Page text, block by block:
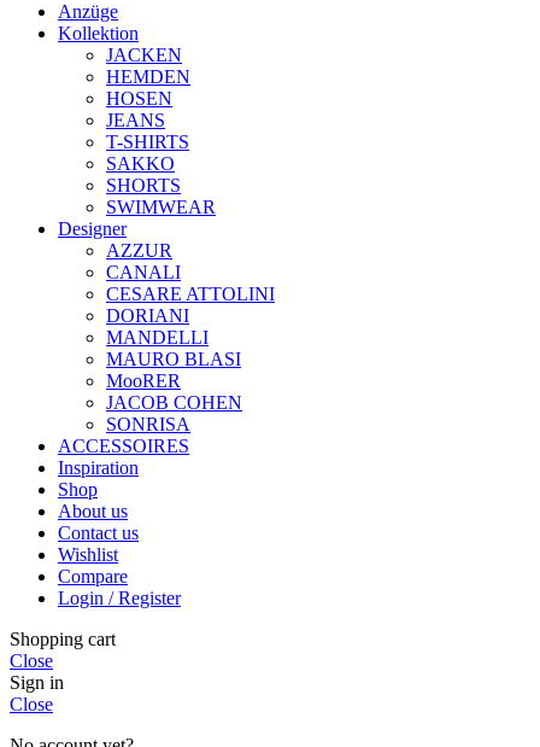
Anzüge
Kollektion
JACKEN
HEMDEN
HOSEN
JEANS
T-SHIRTS
SAKKO
SHORTS
SWIMWEAR
Designer
AZZUR
CANALI
CESARE ATTOLINI
DORIANI
MANDELLI
MAURO BLASI
MooRER
JACOB COHEN
SONRISA
ACCESSOIRES
Inspiration
Shop
About us
Contact us
Wishlist
Compare
Login / Register
Shopping cart
Close
Sign in
Close